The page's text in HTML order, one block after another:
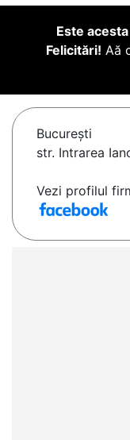
Este
Felicitări! Aă
Bucureşti
str. Intrarea
Vezi profilul